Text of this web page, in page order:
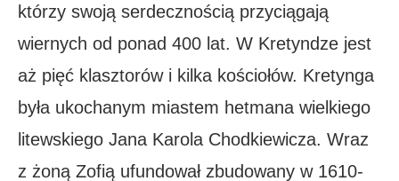
którzy swoją serdecznością przyciągają
wiernych od ponad 400 lat. W Kretyndze jest
aż pięć klasztorów i kilka kościołów. Kretynga
była ukochanym miastem hetmana wielkiego
litewskiego Jana Karola Chodkiewicza. Wraz
z żoną Zofią ufundował zbudowany w 1610-